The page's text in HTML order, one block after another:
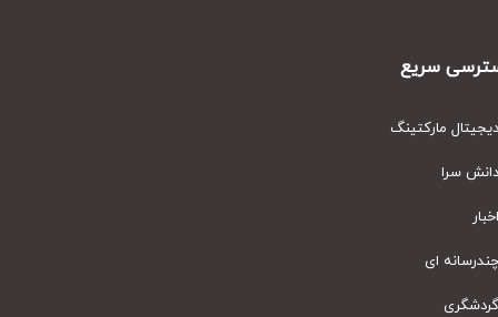
سریع
مارکتینگ
سرا
ای